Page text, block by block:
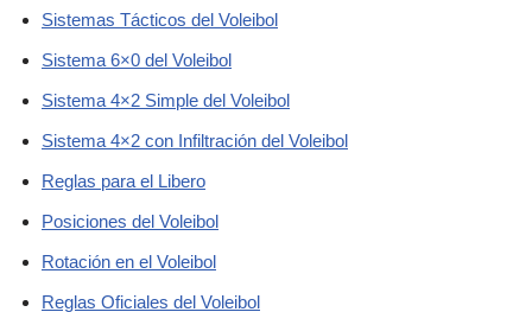
Sistemas Tácticos del Voleibol
Sistema 6×0 del Voleibol
Sistema 4×2 Simple del Voleibol
Sistema 4×2 con Infiltración del Voleibol
Reglas para el Libero
Posiciones del Voleibol
Rotación en el Voleibol
Reglas Oficiales del Voleibol